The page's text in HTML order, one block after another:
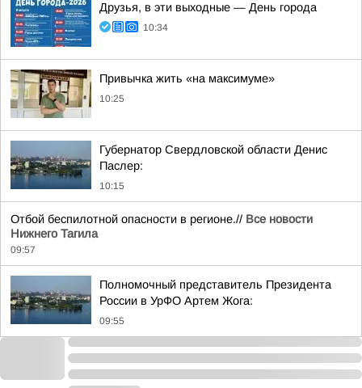
Друзья, в эти выходные — День города
10:34
Привычка жить «на максимуме»
10:25
Губернатор Свердловской области Денис
Паслер:
10:15
Отбой беспилотной опасности в регионе.// Все новости
Нижнего Тагила
09:57
Полномочный представитель Президента
России в УрФО Артем Жога:
09:55